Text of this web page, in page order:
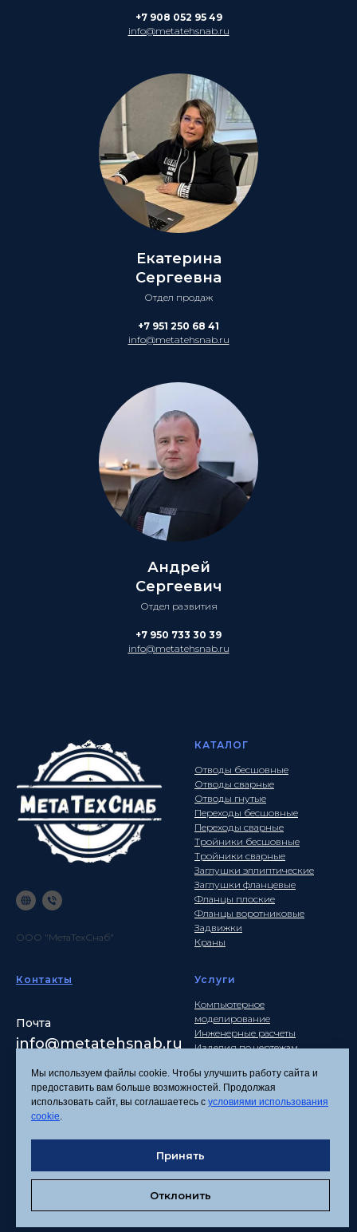
+7 908 052 95 49
info@metatehsnab.ru
Екатерина
Сергеевна
Отдел продаж
+7 951 250 68 41
info@metatehsnab.ru
Андрей
Сергеевич
Отдел развития
+7 950 733 30 39
info@metatehsnab.ru
ООО "МетаТехСнаб"
КАТАЛОГ
Отводы бесшовные
Отводы сварные
Отводы гнутые
Переходы бесшовные
Переходы сварные
Тройники бесшовные
Тройники сварные
Заглушки эллиптические
Заглушки фланцевые
Фланцы плоские
Фланцы воротниковые
Задвижки
Краны
Контакты
Почта
info@metatehsnab.ru
Услуги
Компьютерное
моделирование
Инженерные расчеты
Изделия по чертежам
Политика
Согласие на обработку
персональных данных
Соглашение об
Мы используем файлы cookie. Чтобы улучшить работу сайта и
предоставить вам больше возможностей. Продолжая
использовать сайт, вы соглашаетесь с условиями использования
cookie.
Принять
Отклонить